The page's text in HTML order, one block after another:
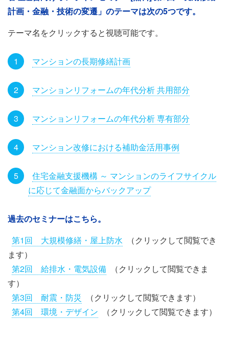
計画・金融・技術の変遷」のテーマは次の5つです。
テーマ名をクリックすると視聴可能です。
マンションの長期修繕計画
マンションリフォームの年代分析 共用部分
マンションリフォームの年代分析 専有部分
マンション改修における補助金活用事例
住宅金融支援機構 ～ マンションのライフサイクル
に応じて金融面からバックアップ
過去のセミナーはこちら。
第1回 大規模修繕・屋上防水
（クリックして閲覧でき
ます）
第2回 給排水・電気設備
（クリックして閲覧できま
す）
第3回 耐震・防災
（クリックして閲覧できます）
第4回 環境・デザイン
（クリックして閲覧できます）